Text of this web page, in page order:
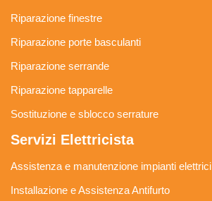
Riparazione finestre
Riparazione porte basculanti
Riparazione serrande
Riparazione tapparelle
Sostituzione e sblocco serrature
Servizi Elettricista
Assistenza e manutenzione impianti elettrici
Installazione e Assistenza Antifurto